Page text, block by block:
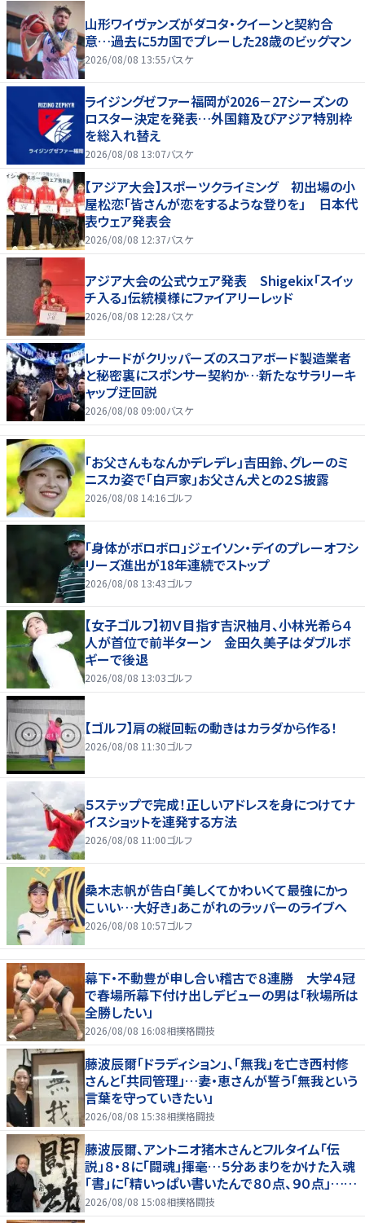
山形ワイヴァンズがダコタ・クイーンと契約合
意…過去に5カ国でプレーした28歳のビッグマン
2026/08/08 13:55バスケ
ライジングゼファー福岡が2026－27シーズンの
ロスター決定を発表…外国籍及びアジア特別枠
を総入れ替え
2026/08/08 13:07バスケ
【アジア大会】スポーツクライミング 初出場の小
屋松恋「皆さんが恋をするような登りを」 日本代
表ウェア発表会
2026/08/08 12:37バスケ
アジア大会の公式ウェア発表 Shigekix「スイッ
チ入る」伝統模様にファイアリーレッド
2026/08/08 12:28バスケ
レナードがクリッパーズのスコアボード製造業者
と秘密裏にスポンサー契約か‬…新たなサラリーキ
ャップ迂回説
2026/08/08 09:00バスケ
「お父さんもなんかデレデレ」吉田鈴、グレーのミ
ニスカ姿で「白戸家」お父さん犬との２Ｓ披露
2026/08/08 14:16ゴルフ
「身体がボロボロ」ジェイソン・デイのプレーオフシ
リーズ進出が18年連続でストップ
2026/08/08 13:43ゴルフ
【女子ゴルフ】初Ｖ目指す吉沢柚月、小林光希ら４
人が首位で前半ターン 金田久美子はダブルボ
ギーで後退
2026/08/08 13:03ゴルフ
【ゴルフ】肩の縦回転の動きはカラダから作る！
2026/08/08 11:30ゴルフ
５ステップで完成！正しいアドレスを身につけてナ
イスショットを連発する方法
2026/08/08 11:00ゴルフ
桑木志帆が告白「美しくてかわいくて最強にかっ
こいい…大好き」あこがれのラッパーのライブへ
2026/08/08 10:57ゴルフ
幕下・不動豊が申し合い稽古で８連勝 大学４冠
で春場所幕下付け出しデビューの男は「秋場所は
全勝したい」
2026/08/08 16:08相撲格闘技
藤波辰爾「ドラディション」、「無我」を亡き西村修
さんと「共同管理」…妻・恵さんが誓う「無我という
言葉を守っていきたい」
2026/08/08 15:38相撲格闘技
藤波辰爾、アントニオ猪木さんとフルタイム「伝
説」８・８に「闘魂」揮毫…５分あまりをかけた入魂
「書」に「精いっぱい書いたんで８０点、９０点」…
「人間・藤波辰爾展」開催
2026/08/08 15:08相撲格闘技